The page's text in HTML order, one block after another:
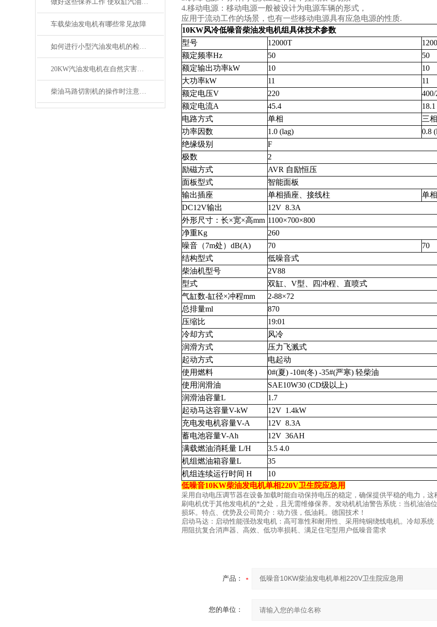
做好这些保养工作 使双缸汽油发电机发挥更大作用
车载柴油发电机有哪些常见故障
如何进行小型汽油发电机的检修更正确
20KW汽油发电机在自然灾害中的应急供电作用
柴油马路切割机的操作时注意事项
4.移动电源：移动电源一般被设计为电源车辆的形式，
应用于流动工作的场景，也有一些移动电源具有应急电源的性质.
10KW风冷低噪音柴油发电机组具体技术参数
型号
12000T
额定频率Hz
50
50
额定输出功率kW
10
10
大功率kW
11
11
额定电压V
220
400/
额定电流A
45.4
18.1
电路方式
单相
三相
功率因数
1.0 (lag)
0.8
绝缘级别
F
极数
2
励磁方式
AVR 自励恒压
面板型式
智能面板
输出插座
单相插座、接线柱
单
DC12V输出
12V 8.3A
外形尺寸：长×宽×高mm 1100×700×800
净重Kg
260
噪音（7m处）dB(A)
70
70
结构型式
低噪音式
柴油机型号
2V88
型式
双缸、V型、四冲程、直喷式
气缸数-缸径×冲程mm
2-88×72
总排量ml
870
压缩比
19:01
冷却方式
风冷
润滑方式
压力飞溅式
起动方式
电起动
使用燃料
0#(夏) -10#(冬) -35#(严寒) 轻柴油
使用润滑油
SAE10W30 (CD级以上)
润滑油容量L
1.7
起动马达容量V-kW
12V 1.4kW
充电发电机容量V-A
12V 8.3A
蓄电池容量V-Ah
12V 36AH
满载燃油消耗量 L/H
3.5 4.0
机组燃油箱容量L
35
机组连续运行时间 H
10
低噪音10KW柴油发电机单相220V卫生院应急用
采用自动电压调节器在设备加载时能自动保持电压的稳定，确保提供平稳的电力，
刷电机优于其他发电机的*之处，且无需维修保养。发动机机油警告系统：当机油油
损坏。特点、优势及公司简介：动力强，低油耗。德国技术！
启动马达：启动性能强劲发电机：高可靠性和耐用性、采用纯铜绕线电机。冷却系
用阻抗复合消声器、高效、低功率损耗、满足住宅型用户低噪音需求
产品：
您的单位：